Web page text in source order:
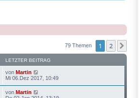
79 Themen 1 2
LETZTER BEITRAG
von Martin
Mi 06.Dez 2017, 10:49
von Martin